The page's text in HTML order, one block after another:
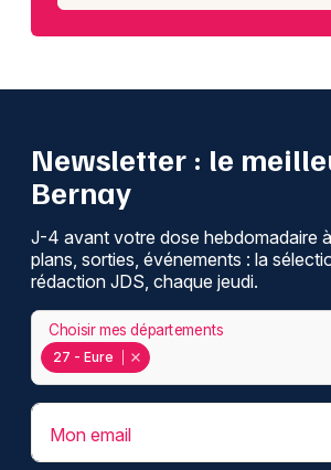
Newsletter : le
Bernay
J-4 avant votre dose hebdomadaire
plans, sorties, événements : la
rédaction JDS, chaque jeudi.
27 - Eure
Choisir mes départements
Mon email